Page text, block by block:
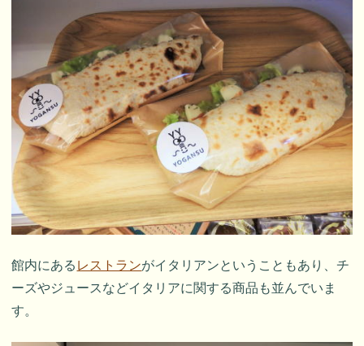
館内にある レストランがイタリアンということもあり、チ
ーズやジュースなどイタリアに関する商品も並んでいま
す。